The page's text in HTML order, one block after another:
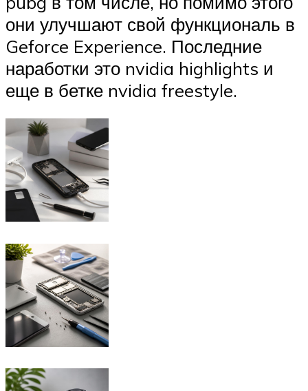
они улучшают свой функциональ в
Geforce Experience. Последние
наработки это nvidia highlights и
еще в бетке nvidia freestyle.